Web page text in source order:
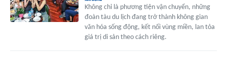
Không chỉ là phương tiện vận chuyển, những
đoàn tàu du lịch đang trở thành không gian
văn hóa sống động, kết nối vùng miền, lan tỏa
giá trị di sản theo cách riêng.